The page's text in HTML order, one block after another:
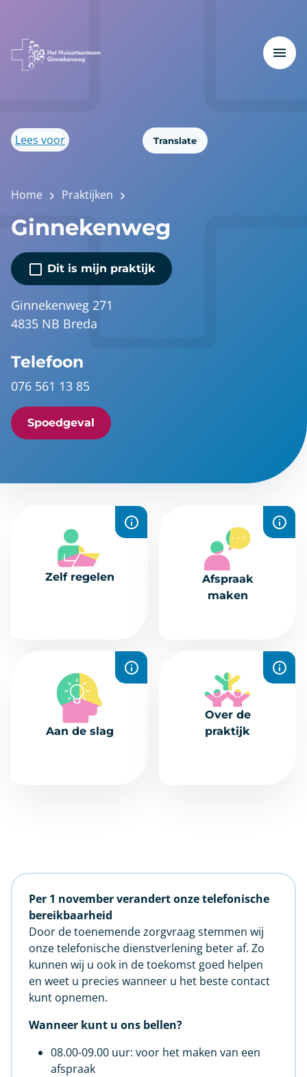
Lees voor Translate
Home Praktijken
Ginnekenweg
Dit is mijn praktijk
Ginnekenweg 271
4835 NB Breda
Telefoon
076 561 13 85
Spoedgeval
Zelf regelen
Recepten
aanvragen,
uitslagen
Afspraak
maken
Plan snel en
eenvoudig een
afspraak online.
Aan de slag
Werk aan uw
gezondheid met
handige tips en
Over de
praktijk
Maak kennis met
ons team!
Per 1 november verandert onze telefonische
bereikbaarheid
Door de toenemende zorgvraag stemmen wij
onze telefonische dienstverlening beter af. Zo
kunnen wij u ook in de toekomst goed helpen
en weet u precies wanneer u het beste contact
kunt opnemen.
Wanneer kunt u ons bellen?
08.00-09.00 uur: voor het maken van een
afspraak